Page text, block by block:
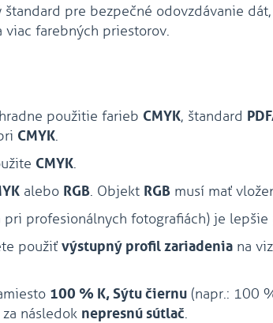
pre bezpečné odovzdávanie
farebných priestorov.
použitie farieb CMYK, štandard
CMYK.
CMYK.
alebo RGB. Objekt RGB musí mať
pri profesionálnych fotografiách) je
použiť výstupný profil zariadenia na
100 % K, Sýtu čiernu (napr.: 100
následok nepresnú sútlač.